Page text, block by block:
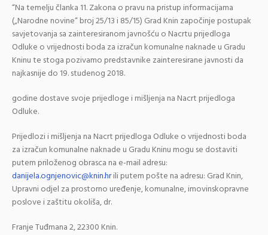
“Na temelju članka 11. Zakona o pravu na pristup informacijama
(„Narodne novine“ broj 25/13 i 85/15) Grad Knin započinje postupak
savjetovanja sa zainteresiranom javnošću o Nacrtu prijedloga
Odluke o vrijednosti boda za izračun komunalne naknade u Gradu
Kninu te stoga pozivamo predstavnike zainteresirane javnosti da
najkasnije do 19. studenog 2018.
godine dostave svoje prijedloge i mišljenja na Nacrt prijedloga
Odluke.
Prijedlozi i mišljenja na Nacrt prijedloga Odluke o vrijednosti boda
za izračun komunalne naknade u Gradu Kninu mogu se dostaviti
putem priloženog obrasca na e-mail adresu:
danijela.ognjenovic@knin.hrili putem pošte na adresu: Grad Knin,
Upravni odjel za prostorno uređenje, komunalne, imovinskopravne
poslove i zaštitu okoliša, dr.
Franje Tuđmana 2, 22300 Knin.